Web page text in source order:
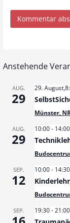
Anstehende
AUG.
29
29.
Münster,
AUG.
29
10:00- 14:00
SEP.
12
10:00- 14:30
SEP. 19:30-21:00